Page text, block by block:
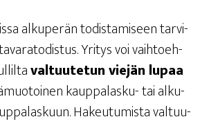
alku­pe­rän todis­ta­mi­seen tar­vi­
Yri­tys voi vaih­toeh­
val­tuu­te­tun vie­jän lupaa
kaup­pa­las­ku- tai alku­
Hakeu­tu­mis­ta val­tuu­